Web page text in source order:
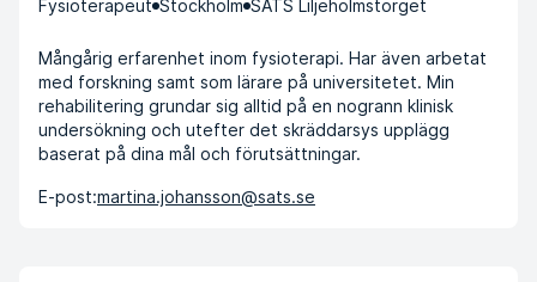
Fysioterapeut Stockholm SATS Liljeholmstorget
Mångårig erfarenhet inom fysioterapi. Har även arbetat
med forskning samt som lärare på universitetet. Min
rehabilitering grundar sig alltid på en nogrann klinisk
undersökning och utefter det skräddarsys upplägg
baserat på dina mål och förutsättningar.
E-post:martina.johansson@sats.se